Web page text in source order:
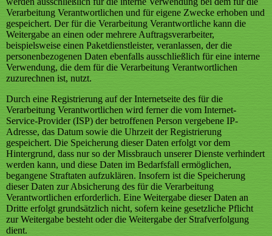
Verarbeitung Verantwortlichen und für eigene Zwecke erhoben und
gespeichert. Der für die Verarbeitung Verantwortliche kann die
Weitergabe an einen oder mehrere Auftragsverarbeiter,
beispielsweise einen Paketdienstleister, veranlassen, der die
personenbezogenen Daten ebenfalls ausschließlich für eine interne
Verwendung, die dem für die Verarbeitung Verantwortlichen
zuzurechnen ist, nutzt.
Durch eine Registrierung auf der Internetseite des für die
Verarbeitung Verantwortlichen wird ferner die vom Internet-
Service-Provider (ISP) der betroffenen Person vergebene IP-
Adresse, das Datum sowie die Uhrzeit der Registrierung
gespeichert. Die Speicherung dieser Daten erfolgt vor dem
Hintergrund, dass nur so der Missbrauch unserer Dienste verhindert
werden kann, und diese Daten im Bedarfsfall ermöglichen,
begangene Straftaten aufzuklären. Insofern ist die Speicherung
dieser Daten zur Absicherung des für die Verarbeitung
Verantwortlichen erforderlich. Eine Weitergabe dieser Daten an
Dritte erfolgt grundsätzlich nicht, sofern keine gesetzliche Pflicht
zur Weitergabe besteht oder die Weitergabe der Strafverfolgung
dient.